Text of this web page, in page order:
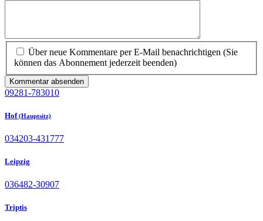
Über neue Kommentare per E-Mail benachrichtigen (Sie
können das Abonnement jederzeit beenden)
Kommentar absenden
09281-783010
Hof(Hauptsitz)
034203-431777
Leipzig
036482-30907
Triptis